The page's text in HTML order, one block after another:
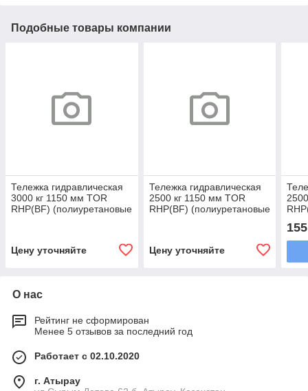
Подобные товары компании
Тележка гидравлическая
3000 кг 1150 мм TOR
RHP(BF) (полиуретановые
Цену уточняйте
Тележка гидравлическая
2500 кг 1150 мм TOR
RHP(BF) (полиуретановые
Цену уточняйте
О нас
Рейтинг не сформирован
Менее 5 отзывов за последний год
Работает с 02.10.2020
г. Атырау